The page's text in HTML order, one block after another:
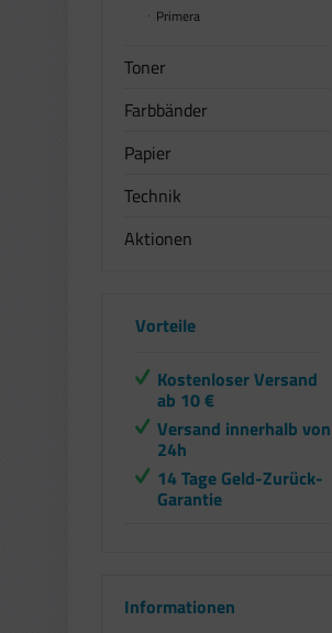
Primera
Toner
Farbbänder
Papier
Technik
Aktionen
Vorteile
Kostenloser Versand
ab 10 €
Versand innerhalb von
24h
14 Tage Geld-Zurück-
Garantie
Informationen